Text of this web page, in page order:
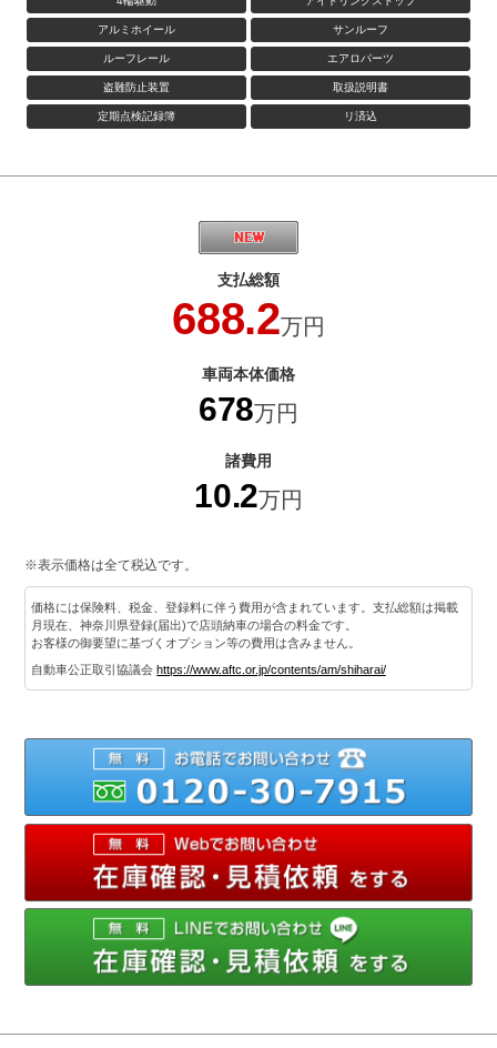
アルミホイール サンルーフ
ルーフレール エアロパーツ
盗難防止装置 取扱説明書
定期点検記録簿 リ済込
支払総額
688.2万円
車両本体価格
678万円
諸費用
10.2万円
※表示価格は全て税込です。
価格には保険料、税金、登録料に伴う費用が含まれています。支払総額は掲載
月現在、神奈川県登録(届出)で店頭納車の場合の料金です。
お客様の御要望に基づくオプション等の費用は含みません。
自動車公正取引協議会https://www.aftc.or.jp/contents/am/shiharai/